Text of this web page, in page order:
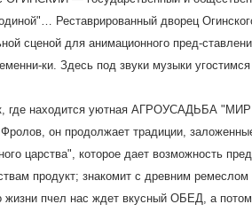
Реставрированный дворец
сценой для анимационного пред-
ки. Здесь под звуки музыки
где находится уютная АГРОУСАДЬБА
он продолжает традиции,
царства", которое дает возможность
продукт; знакомит с древним
пчел нас ждет вкусный ОБЕД, а